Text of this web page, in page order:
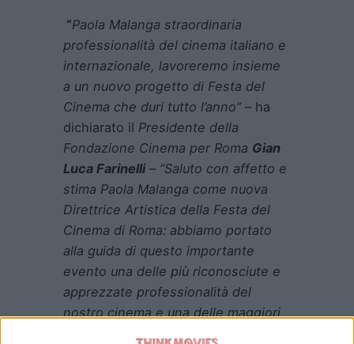
“Paola Malanga straordinaria
professionalità del cinema italiano e
internazionale, lavoreremo insieme
a un nuovo progetto di Festa del
Cinema che duri tutto l’anno” – ha
dichiarato il Presidente della
Fondazione Cinema per Roma Gian
Luca Farinelli– “Saluto con affetto e
stima Paola Malanga come nuova
Direttrice Artistica della Festa del
Cinema di Roma: abbiamo portato
alla guida di questo importante
evento una delle più riconosciute e
apprezzate professionalità del
nostro cinema e una delle maggiori